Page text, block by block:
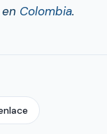
Colombia.